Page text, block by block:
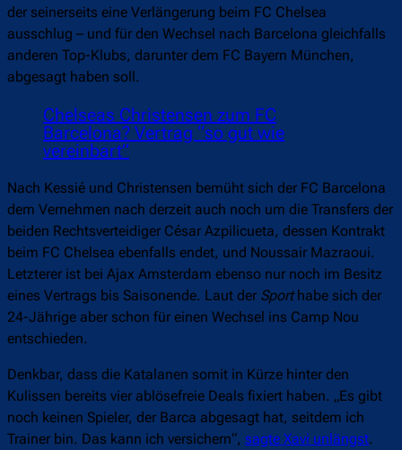
der seinerseits eine Verlängerung beim FC Chelsea
ausschlug – und für den Wechsel nach Barcelona gleichfalls
anderen Top-Klubs, darunter dem FC Bayern München,
abgesagt haben soll.
Chelseas Christensen zum FC
Barcelona? Vertrag “so gut wie
vereinbart”
Nach Kessié und Christensen bemüht sich der FC Barcelona
dem Vernehmen nach derzeit auch noch um die Transfers der
beiden Rechtsverteidiger César Azpilicueta, dessen Kontrakt
beim FC Chelsea ebenfalls endet, und Noussair Mazraoui.
Letzterer ist bei Ajax Amsterdam ebenso nur noch im Besitz
eines Vertrags bis Saisonende. Laut der Sporthabe sich der
24-Jährige aber schon für einen Wechsel ins Camp Nou
entschieden.
Denkbar, dass die Katalanen somit in Kürze hinter den
Kulissen bereits vier ablösefreie Deals fixiert haben. „Es gibt
noch keinen Spieler, der Barca abgesagt hat, seitdem ich
Trainer bin. Das kann ich versichern“, sagte Xavi unlängst.